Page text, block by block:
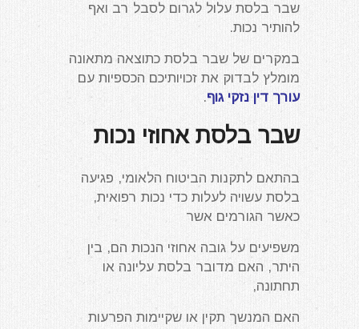
שבר בלסת עלול לגרום לסבל רב ואף
להותיר נכות.
במקרים של שבר בלסת כתוצאה מתאונה
מומלץ לבדוק את זכויותיכם הכספיות עם
עורך דין נזקי גוף.
שבר בלסת אחוזי נכות
בהתאם לתקנות הביטוח הלאומי, פגיעה
בלסת עשויה לעלות כדי נכות רפואית,
כאשר הגורמים אשר
משפיעים על גובה אחוזי הנכות הם, בין
היתר, האם מדובר בלסת עליונה או
תחתונה,
האם המנשך תקין או שקיימות הפרעות